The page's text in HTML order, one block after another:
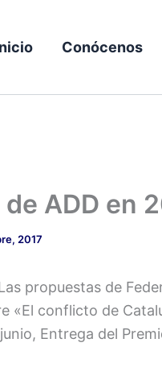
Conócenos
ADD en
2017
propuestas de
«El conflicto de
Entrega del